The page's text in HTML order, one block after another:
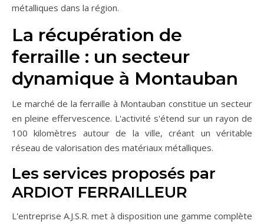
métalliques dans la région.
La récupération de
ferraille : un secteur
dynamique à Montauban
Le marché de la ferraille à Montauban constitue un secteur
en pleine effervescence. L'activité s'étend sur un rayon de
100 kilomètres autour de la ville, créant un véritable
réseau de valorisation des matériaux métalliques.
Les services proposés par
ARDIOT FERRAILLEUR
L'entreprise A.J.S.R. met à disposition une gamme complète